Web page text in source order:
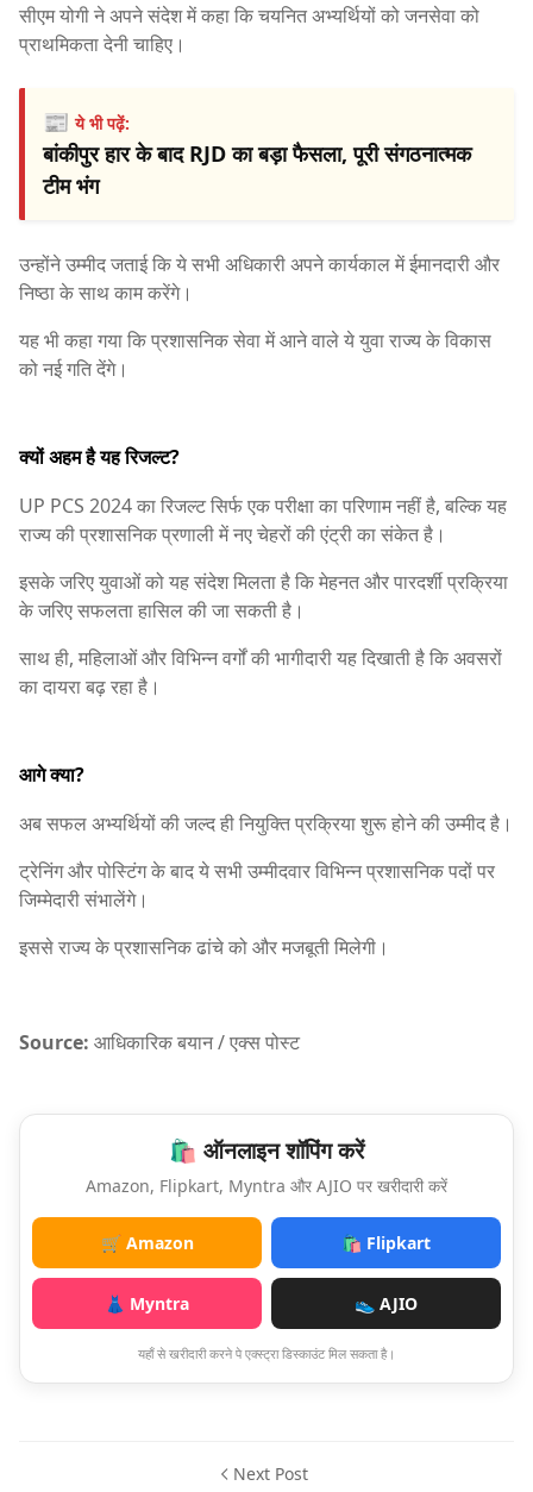
सीएम योगी ने अपने संदेश में कहा कि चयनित अभ्यर्थियों को जनसेवा को
प्राथमिकता देनी चाहिए।
📰ये भी पढ़ें:
बांकीपुर हार के बाद RJD का बड़ा फैसला, पूरी संगठनात्मक
टीम भंग
उन्होंने उम्मीद जताई कि ये सभी अधिकारी अपने कार्यकाल में ईमानदारी और
निष्ठा के साथ काम करेंगे।
यह भी कहा गया कि प्रशासनिक सेवा में आने वाले ये युवा राज्य के विकास
को नई गति देंगे।
क्यों अहम है यह रिजल्ट?
UP PCS 2024 का रिजल्ट सिर्फ एक परीक्षा का परिणाम नहीं है, बल्कि यह
राज्य की प्रशासनिक प्रणाली में नए चेहरों की एंट्री का संकेत है।
इसके जरिए युवाओं को यह संदेश मिलता है कि मेहनत और पारदर्शी प्रक्रिया
के जरिए सफलता हासिल की जा सकती है।
साथ ही, महिलाओं और विभिन्न वर्गों की भागीदारी यह दिखाती है कि अवसरों
का दायरा बढ़ रहा है।
आगे क्या?
अब सफल अभ्यर्थियों की जल्द ही नियुक्ति प्रक्रिया शुरू होने की उम्मीद है।
ट्रेनिंग और पोस्टिंग के बाद ये सभी उम्मीदवार विभिन्न प्रशासनिक पदों पर
जिम्मेदारी संभालेंगे।
इससे राज्य के प्रशासनिक ढांचे को और मजबूती मिलेगी।
Source: आधिकारिक बयान / एक्स पोस्ट
🛍️ ऑनलाइन शॉपिंग करें
Amazon, Flipkart, Myntra और AJIO पर खरीदारी करें
🛒 Amazon 🛍️ Flipkart
👗 Myntra 👟 AJIO
यहाँ से खरीदारी करने पे एक्स्ट्रा डिस्काउंट मिल सकता है।
Next Post